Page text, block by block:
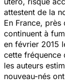
attestent de la
En France,
continuent à
en février 2015
cette fréquence
les auteurs
nouveau-nés